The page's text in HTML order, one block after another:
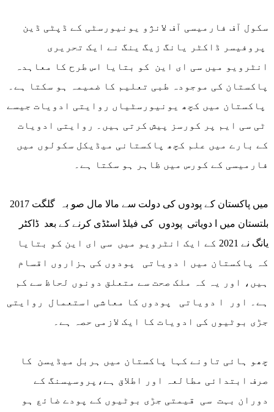
سکول آف فارمیسی آف لانژو یونیورسٹی کے ڈپٹی ڈین
پروفیسر ڈاکٹر یانگ زیگ ینگ نے ایک تحریری
انٹرویو میں سی ای این کو بتایا اس طرح کا معاہدہ
پاکستان کی موجودہ طبی تعلیم کا ضمیمہ ہو سکتا ہے۔
پاکستان میں کچھ یونیورسٹیاں روایتی ادویات جیسے
ٹی سی ایم پر کورسز پیش کرتی ہیں۔ روایتی ادویات
کے بارے میں علم کچھ پاکستانی میڈیکل سکولوں میں
فارمیسی کے کورس میں ظاہر ہو سکتا ہے۔
2017 میں پاکستان کے پودوں کی دولت سے مالا مال صو بہ گلگت
بلتستان میں ا دویاتی پودوں کی فیلڈ اسٹڈی کرنے کے بعد ڈاکٹر
یانگ نے 2021 کے ایک انٹرویو میں سی ای این کو بتایا
کہ پاکستان میں ا دویاتی پودوں کی ہزاروں اقسام
ہیں، اور یہ کہ ملک صحت سے متعلق دونوں لحاظ سے کم
ہے۔ اور ا دویاتی پودوں کا معاشی استعمال روایتی
جڑی بوٹیوں کی ادویات کا ایک لازمی حصہ ہے۔
صرف ابتدائی مطالعہ اور اطلاق ہے،پروسیسنگ کے
دوران بہت سی قیمتی جڑی بوٹیوں کے پودے ضائع ہو